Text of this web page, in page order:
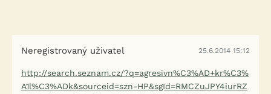
Neregistrovaný uživatel 25.6.2014 15:12
http://search.seznam.cz/?q=agresivn%C3%AD+kr%C3%
A1l%C3%ADk&sourceid=szn-HP&sgId=RMCZuJPY4iurRZ